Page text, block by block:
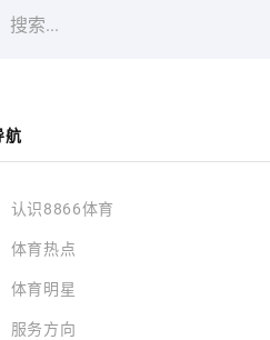
搜索...
航
认识8866体育
体育热点
体育明星
服务方向